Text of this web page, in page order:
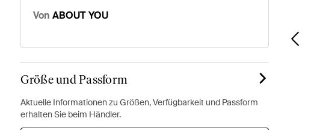
Von ABOUT YOU
Größe und Passform
Aktuelle Informationen zu Größen, Verfügbarkeit und Passform
erhalten Sie beim Händler.